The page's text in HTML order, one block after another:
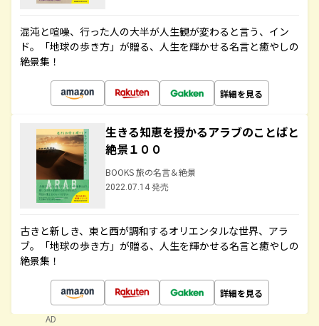
混沌と喧噪、行った人の大半が人生観が変わると言う、イン
ド。「地球の歩き方」が贈る、人生を輝かせる名言と癒やしの
絶景集！
詳細を見る
生きる知恵を授かるアラブのことばと
絶景１００
BOOKS 旅の名言＆絶景
2022.07.14 発売
古きと新しき、東と西が調和するオリエンタルな世界、アラ
ブ。「地球の歩き方」が贈る、人生を輝かせる名言と癒やしの
絶景集！
詳細を見る
AD